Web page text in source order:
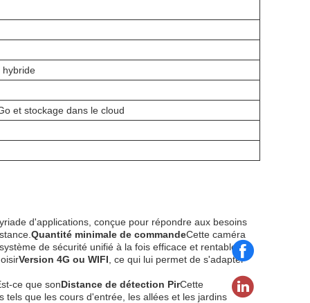
hybride
et stockage dans le cloud
d'applications, conçue pour répondre aux besoins
Quantité minimale de commandeCette caméra
de sécurité unifié à la fois efficace et rentable.La
Version 4G ou WIFI , ce qui lui permet de s'adapter
ce que sonDistance de détection PirCette
que les cours d'entrée, les allées et les jardins